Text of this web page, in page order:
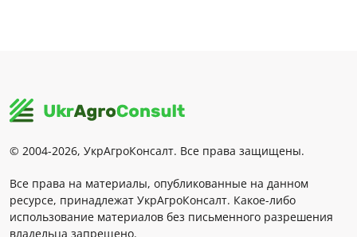
© 2004-2026, УкрАгроКонсалт. Все права защищены.
Все права на материалы, опубликованные на данном
ресурсе, принадлежат УкрАгроКонсалт. Какое-либо
использование материалов без письменного разрешения
владельца запрещено.